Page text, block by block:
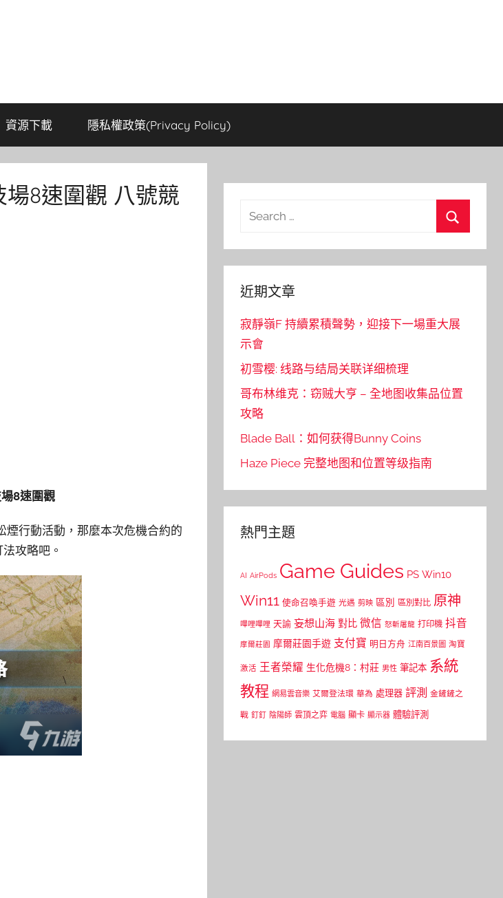
資源下載 隱私權政策(Privacy Policy)
場8速圍觀 八號競
8速圍觀
煙行動活動，那麼本次危機合約的
攻略吧。
Search
近期文章
寂靜嶺F 持續累積聲勢，迎接下一場重大展
示會
初雪樱: 线路与结局关联详细梳理
哥布林维克：窃贼大亨 – 全地图收集品位置
攻略
Blade Ball：如何获得Bunny Coins
Haze Piece 完整地图和位置等级指南
熱門主題
AI AirPods Game Guides PS Win10
Win11 使命召喚手遊 光遇 剪映 區別 區別對比 原神
嗶哩嗶哩 天諭 妄想山海 對比 微信 怒斬屠龍 打印機 抖音
摩爾莊園 摩爾莊園手遊 支付寶 明日方舟 江南百景圖 淘寶
激活 王者榮耀 生化危機8：村莊 男性 筆記本 系統
教程 網易雲音樂 艾爾登法環 華為 處理器 評測 金鏟鏟之
戰 釘釘 陰陽師 雲頂之弈 電腦 顯卡 顯示器 體驗評測